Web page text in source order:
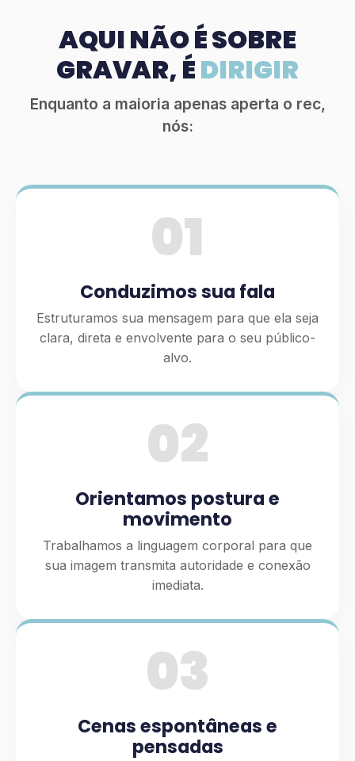
AQUI NÃO É SOBRE
GRAVAR, ÉDIRIGIR
Enquanto a maioria apenas aperta o rec,
nós:
01
Conduzimos sua fala
Estruturamos sua mensagem para que ela seja
clara, direta e envolvente para o seu público-
alvo.
02
Orientamos postura e
movimento
Trabalhamos a linguagem corporal para que
sua imagem transmita autoridade e conexão
imediata.
03
Cenas espontâneas e
pensadas